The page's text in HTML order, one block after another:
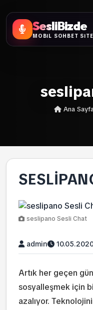
SesliBizde
MOBİL SOHBET
Ana
seslipano Sesli Chat
admin
Artık her geçen
sosyalleşmek için
azalıyor.